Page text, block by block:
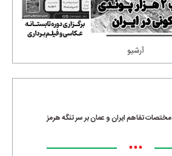
آرشیو
مختصات تفاهم ایران و عمان بر سر تنگه هرمز
•••